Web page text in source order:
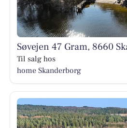
Søvejen 47 Gram, 8660
Til salg hos
home Skanderborg